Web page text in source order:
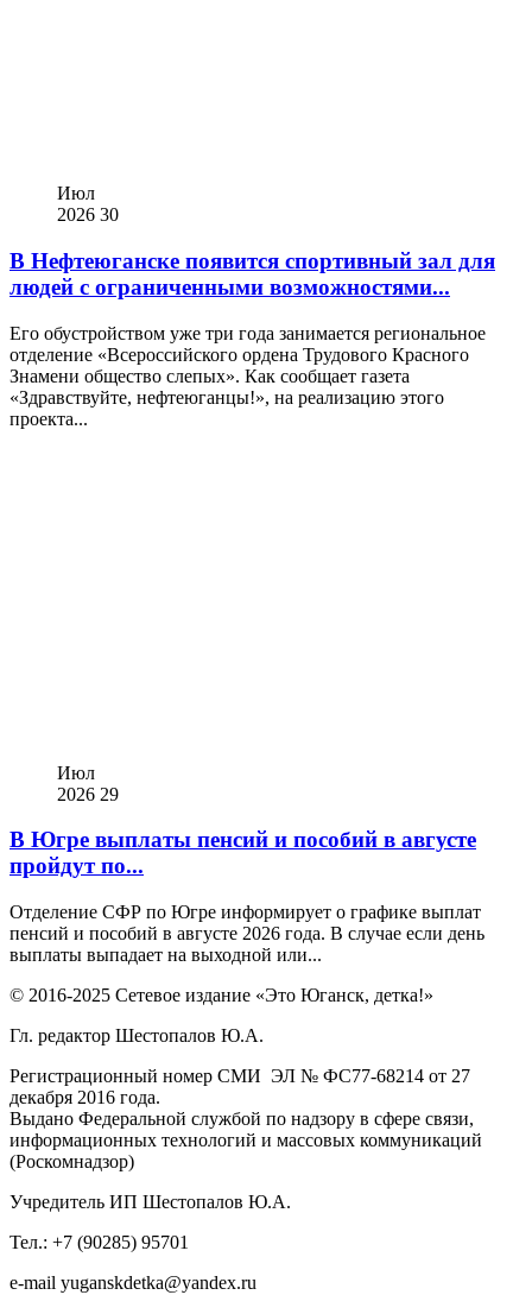
Июл
2026 30
В Нефтеюганске появится спортивный зал для
людей с ограниченными возможностями...
Его обустройством уже три года занимается региональное
отделение «Всероссийского ордена Трудового Красного
Знамени общество слепых». Как сообщает газета
«Здравствуйте, нефтеюганцы!», на реализацию этого
проекта...
Июл
2026 29
В Югре выплаты пенсий и пособий в августе
пройдут по...
Отделение СФР по Югре информирует о графике выплат
пенсий и пособий в августе 2026 года. В случае если день
выплаты выпадает на выходной или...
© 2016-2025 Сетевое издание «Это Юганск, детка!»
Гл. редактор Шестопалов Ю.А.
Регистрационный номер СМИ ЭЛ № ФС77-68214 от 27
декабря 2016 года.
Выдано Федеральной службой по надзору в сфере связи,
информационных технологий и массовых коммуникаций
(Роскомнадзор)
Учредитель ИП Шестопалов Ю.А.
Тел.: +7 (90285) 95701
e-mail yuganskdetka@yandex.ru